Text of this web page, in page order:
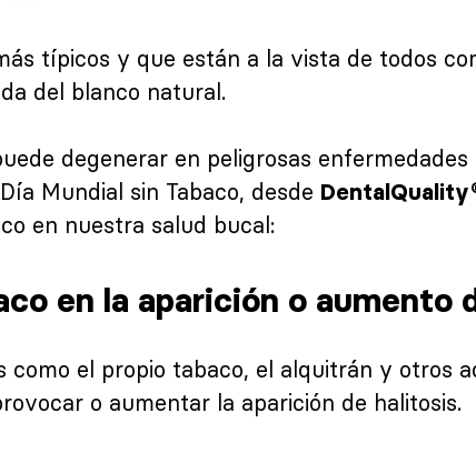
típicos y que están a la vista de todos
del blanco natural.
degenerar en peligrosas
Mundial sin Tabaco, desde
en nuestra salud bucal:
en la aparición o aumento
como el propio tabaco, el alquitrán y otros
o aumentar la aparición de halitosis.